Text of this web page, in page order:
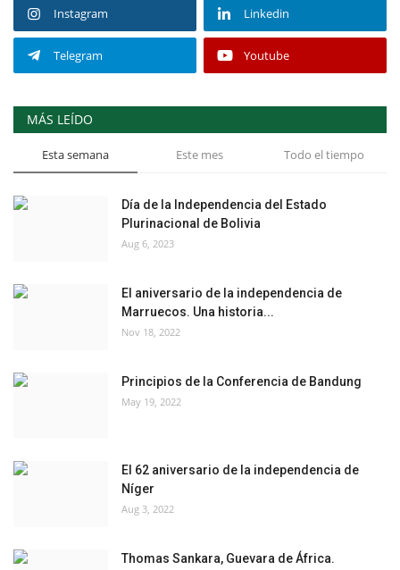
Instagram Linkedin
Telegram Youtube
MÁS LEÍDO
Esta semana Este mes Todo el tiempo
Día de la Independencia del Estado
Plurinacional de Bolivia
Aug 6, 2023
El aniversario de la independencia de
Marruecos. Una historia...
Nov 18, 2022
Principios de la Conferencia de Bandung
May 19, 2022
El 62 aniversario de la independencia de
Níger
Aug 3, 2022
Thomas Sankara, Guevara de África.